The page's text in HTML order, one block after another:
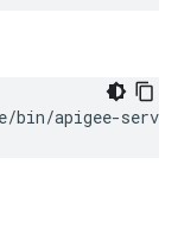
bin/apigee-